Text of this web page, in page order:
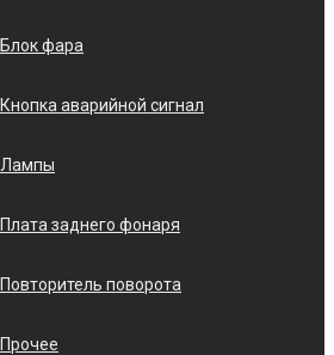
Блок фара
Кнопка аварийной сигнал
Лампы
Плата заднего фонаря
Повторитель поворота
Прочее